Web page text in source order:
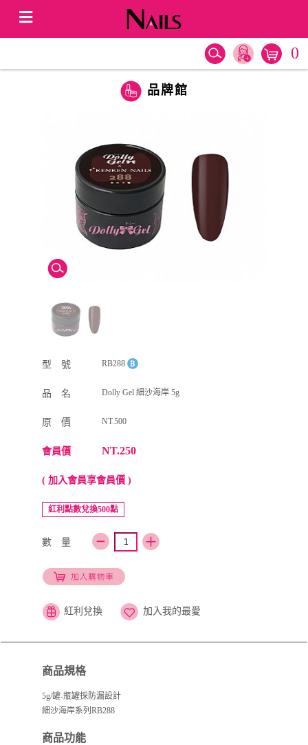
0
品牌館
型 號 RB288
品 名 Dolly Gel 細沙海岸 5g
原 價 NT.500
會員價 NT.250
( 加入會員享會員價 )
紅利點數兌換500點
數 量
紅利兌換 加入我的最愛
商品規格
5g/罐-瓶罐採防漏設計
細沙海岸系列RB288
商品功能